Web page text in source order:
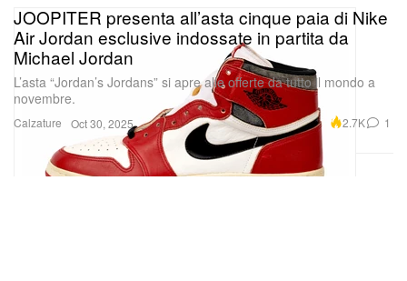
Calzature
JOOPITER presenta all’asta cinque paia di Nike
Air Jordan esclusive indossate in partita da
Michael Jordan
L’asta “Jordan’s Jordans” si apre alle offerte da tutto il mondo a
novembre.
Oct 30, 2025 2.7K 1